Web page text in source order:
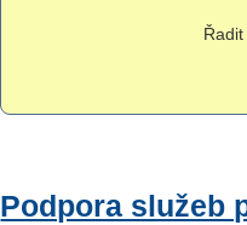
Podpora služeb